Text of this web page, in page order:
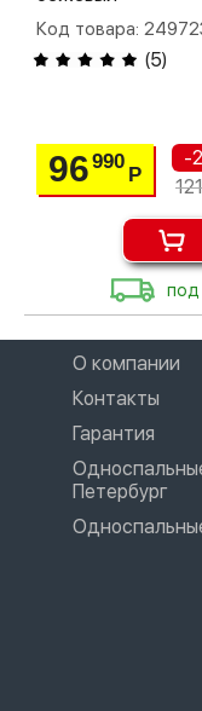
Код товара:
(5)
96990
Р
-
под
О компании
Контакты
Гарантия
Петербург